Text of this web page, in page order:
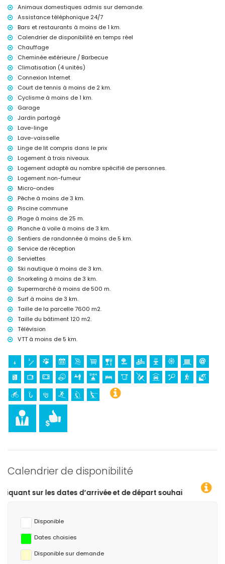
l'appartement)
Parc le plus proche : Montgo, Denia (à moins de 6 kilomètres de
l'appartement)
Aéroport le plus proche : Alicante (à moins de 100 kilomètres de
l'appartement)
Deuxième aéroport le plus proche : Valence (> 100 kilomètres)
Transport public à proximité : train à moins de 50 kilomètres
Interdiction de fumer
Veuillez consulter si les animaux de compagnie sont autorisés
L'hébergement est très adapté pour les familles avec enfants
Équipements et services inclus dans le prix de location de
l'appartement
Internet (WiFi)
Fer et planche à repasser
Linge de lit, serviettes et lit bébé
Service de réception et service d'urgence 24 heures
Chauffage par air et climatisation
Équipements et services avec supplément
Lit supplémentaire (sur demande)
Divertissements et activités de loisirs pour vos vacances à Denia,
Costa Blanca
Bar (à moins de 1000 mètres de la maison)
Sites et culture à Denia, Costa Blanca
Église (Parroquia Nuestra Señora de la Asunción), château (Portal de
la Vila et Denia) (à moins de 10 kilomètres de l'hébergement)
Musée (Histórico de Javea et Javea) (à moins de 25 kilomètres de
l'hébergement)
Sports
Cyclisme (à moins de 1000 mètres de l'appartement)
Tennis, randonnées, VTT, pêche, plongée avec tuba, surf, planche à
voile et ski nautique (à moins de 5 kilomètres de l'appartement)
Golf (La Sella Golf), équitation et plongée sous-marine (à moins de 10
kilomètres de l'appartement)
Animaux domestiques admis sur demande.
Assistance téléphonique 24/7
Bars et restaurants à moins de 1 km.
Calendrier de disponibilité en temps réel
Chauffage
Cheminée extérieure / Barbecue
Climatisation (4 unités)
Connexion Internet
Court de tennis à moins de 2 km.
Cyclisme à moins de 1 km.
Garage
Jardin partagé
Lave-linge
Lave-vaisselle
Linge de lit compris dans le prix
Logement à trois niveaux.
Logement adapté au nombre spécifié de personnes.
Logement non-fumeur
Micro-ondes
Pêche à moins de 3 km.
Piscine commune
Plage à moins de 25 m.
Planche à voile à moins de 3 km.
Sentiers de randonnée à moins de 5 km.
Service de réception
Serviettes
Ski nautique à moins de 3 km.
Snorkeling à moins de 3 km.
Supermarché à moins de 500 m.
Surf à moins de 3 km.
Taille de la parcelle 7600 m2.
Taille du bâtiment 120 m2.
Télévision
VTT à moins de 5 km.
Calendrier de disponibilité
d’arrivée et de départ souhaitées !
Disponible
Dates choisies
Disponible sur demande